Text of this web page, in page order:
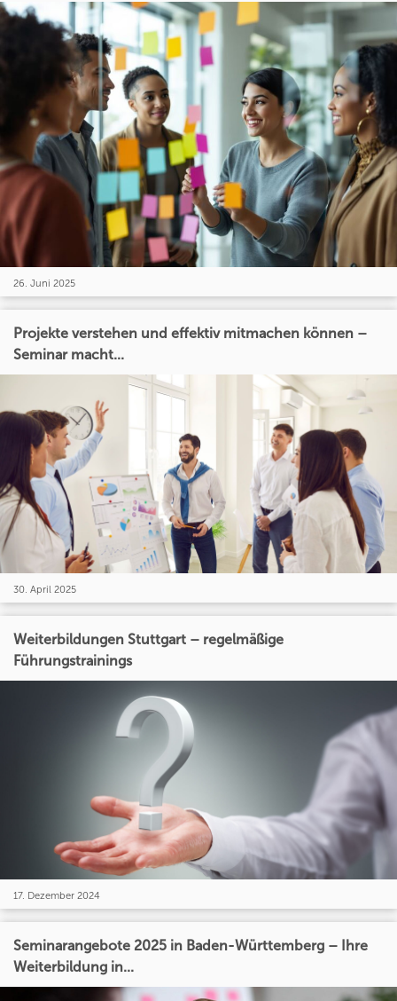
26. Juni 2025
Projekte verstehen und effektiv mitmachen können –
Seminar macht...
30. April 2025
Weiterbildungen Stuttgart – regelmäßige
Führungstrainings
17. Dezember 2024
Seminarangebote 2025 in Baden-Württemberg – Ihre
Weiterbildung in...